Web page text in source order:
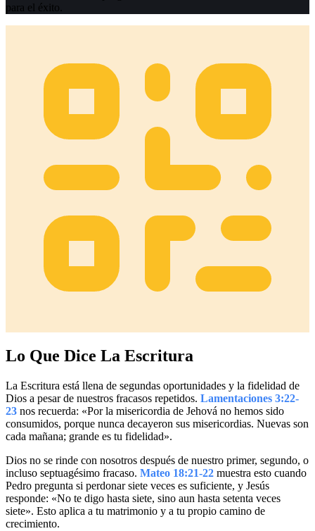
para el éxito.
Lo Que Dice La Escritura
La Escritura está llena de segundas oportunidades y la fidelidad de
Dios a pesar de nuestros fracasos repetidos. Lamentaciones 3:22-
23 nos recuerda: «Por la misericordia de Jehová no hemos sido
consumidos, porque nunca decayeron sus misericordias. Nuevas son
cada mañana; grande es tu fidelidad».
Dios no se rinde con nosotros después de nuestro primer, segundo, o
incluso septuagésimo fracaso. Mateo 18:21-22 muestra esto cuando
Pedro pregunta si perdonar siete veces es suficiente, y Jesús
responde: «No te digo hasta siete, sino aun hasta setenta veces
siete». Esto aplica a tu matrimonio y a tu propio camino de
crecimiento.